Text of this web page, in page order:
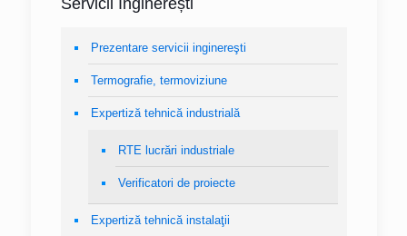
Servicii Inginerești
Prezentare servicii inginereşti
Termografie, termoviziune
Expertiză tehnică industrială
RTE lucrări industriale
Verificatori de proiecte
Expertiză tehnică instalaţii